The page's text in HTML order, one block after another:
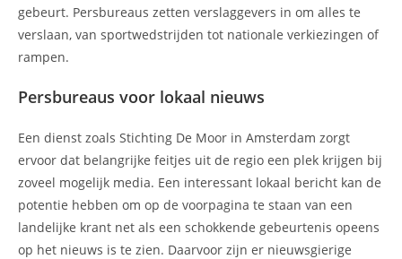
gebeurt. Persbureaus zetten verslaggevers in om alles te
verslaan, van sportwedstrijden tot nationale verkiezingen of
rampen.
Persbureaus voor lokaal nieuws
Een dienst zoals Stichting De Moor in Amsterdam zorgt
ervoor dat belangrijke feitjes uit de regio een plek krijgen bij
zoveel mogelijk media. Een interessant lokaal bericht kan de
potentie hebben om op de voorpagina te staan van een
landelijke krant net als een schokkende gebeurtenis opeens
op het nieuws is te zien. Daarvoor zijn er nieuwsgierige